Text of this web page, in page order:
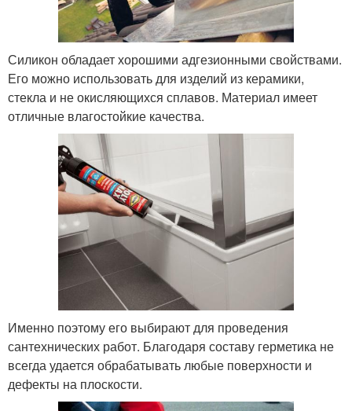
Силикон обладает хорошими адгезионными свойствами.
Его можно использовать для изделий из керамики,
стекла и не окисляющихся сплавов. Материал имеет
отличные влагостойкие качества.
Именно поэтому его выбирают для проведения
сантехнических работ. Благодаря составу герметика не
всегда удается обрабатывать любые поверхности и
дефекты на плоскости.